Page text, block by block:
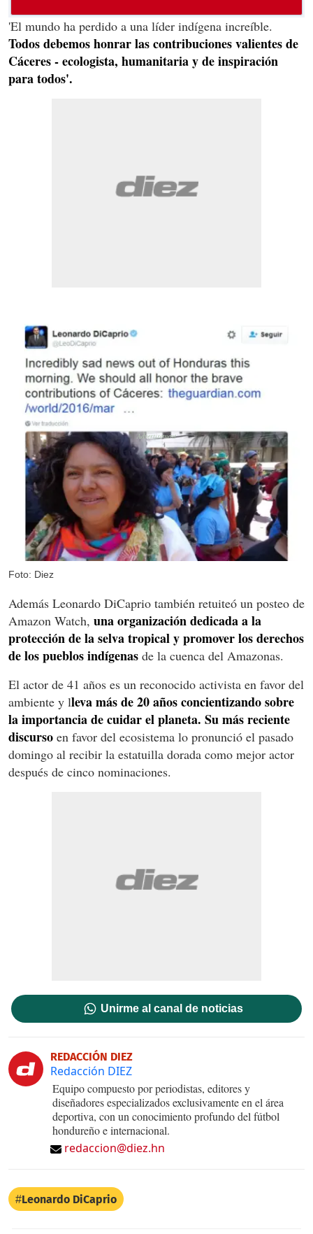
'El mundo ha perdido a una líder indígena increíble.
Todos debemos honrar las contribuciones valientes de
Cáceres - ecologista, humanitaria y de inspiración
para todos'.
Foto: Diez
Además Leonardo DiCaprio también retuiteó un posteo de
Amazon Watch, una organización dedicada a la
protección de la selva tropical y promover los derechos
de los pueblos indígenas de la cuenca del Amazonas.
El actor de 41 años es un reconocido activista en favor del
ambiente y lleva más de 20 años concientizando sobre
la importancia de cuidar el planeta. Su más reciente
discurso en favor del ecosistema lo pronunció el pasado
domingo al recibir la estatuilla dorada como mejor actor
después de cinco nominaciones.
Unirme al canal de noticias
REDACCIÓN DIEZ
Redacción DIEZ
Equipo compuesto por periodistas, editores y
diseñadores especializados exclusivamente en el área
deportiva, con un conocimiento profundo del fútbol
hondureño e internacional.
redaccion@diez.hn
Leonardo DiCaprio